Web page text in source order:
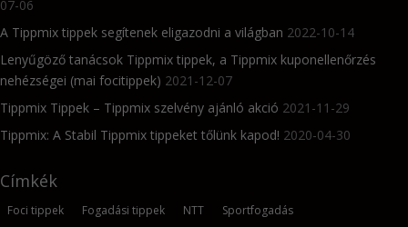
07-06
A Tippmix tippek segítenek eligazodni a világban 2022-10-14
Lenyűgöző tanácsok Tippmix tippek, a Tippmix kuponellenőrzés
nehézségei (mai focitippek) 2021-12-07
Tippmix Tippek – Tippmix szelvény ajánló akció 2021-11-29
Tippmix: A Stabil Tippmix tippeket tőlünk kapod! 2020-04-30
Címkék
Foci tippek Fogadási tippek NTT
Sportfogadás